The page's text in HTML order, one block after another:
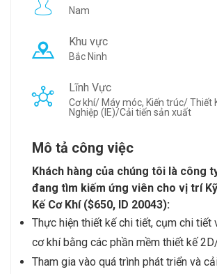
Nam
Khu vực
Bắc Ninh
Lĩnh Vực
Cơ khí/ Máy móc, Kiến trúc/ Thiết
Nghiệp (IE)/Cải tiến sản xuất
Mô tả công việc
Khách hàng của chúng tôi là công
đang tìm kiếm ứng viên cho vị trí
Kế Cơ Khí ($650, ID 20043):
Thực hiện thiết kế chi tiết, cụm chi tiết
cơ khí bằng các phần mềm thiết kế
Tham gia vào quá trình phát triển và